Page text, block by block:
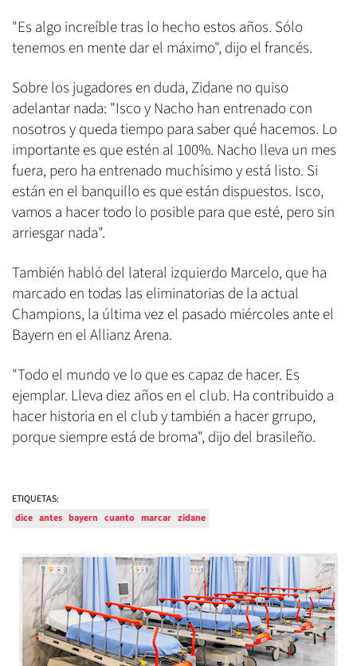
"Es algo increíble tras lo hecho estos años. Sólo
tenemos en mente dar el máximo", dijo el francés.
Sobre los jugadores en duda, Zidane no quiso
adelantar nada: "Isco y Nacho han entrenado con
nosotros y queda tiempo para saber qué hacemos. Lo
importante es que estén al 100%. Nacho lleva un mes
fuera, pero ha entrenado muchísimo y está listo. Si
están en el banquillo es que están dispuestos. Isco,
vamos a hacer todo lo posible para que esté, pero sin
arriesgar nada".
También habló del lateral izquierdo Marcelo, que ha
marcado en todas las eliminatorias de la actual
Champions, la última vez el pasado miércoles ante el
Bayern en el Allianz Arena.
"Todo el mundo ve lo que es capaz de hacer. Es
ejemplar. Lleva diez años en el club. Ha contribuido a
hacer historia en el club y también a hacer grrupo,
porque siempre está de broma", dijo del brasileño.
ETIQUETAS:
dice antes bayern cuanto marcar zidane